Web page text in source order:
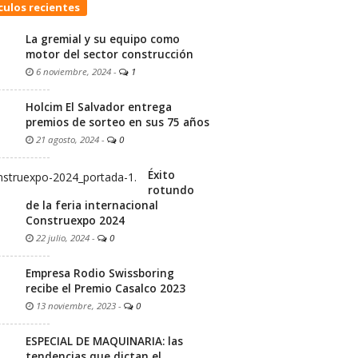
recientes
La gremial y su equipo como
motor del sector construcción
6 noviembre, 2024 - 1
Holcim El Salvador entrega
premios de sorteo en sus 75 años
21 agosto, 2024 - 0
Éxito
rotundo
de la feria internacional
Construexpo 2024
22 julio, 2024 - 0
Empresa Rodio Swissboring
recibe el Premio Casalco 2023
13 noviembre, 2023 - 0
ESPECIAL DE MAQUINARIA: las